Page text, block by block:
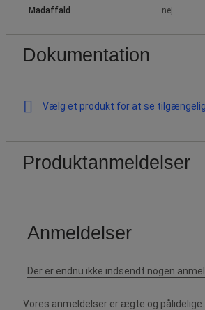
Madaffald nej
Dokumentation
Vælg et produkt for at se
Produktanmeldelser
Vores anmeldelser er ægte og pålidelige.